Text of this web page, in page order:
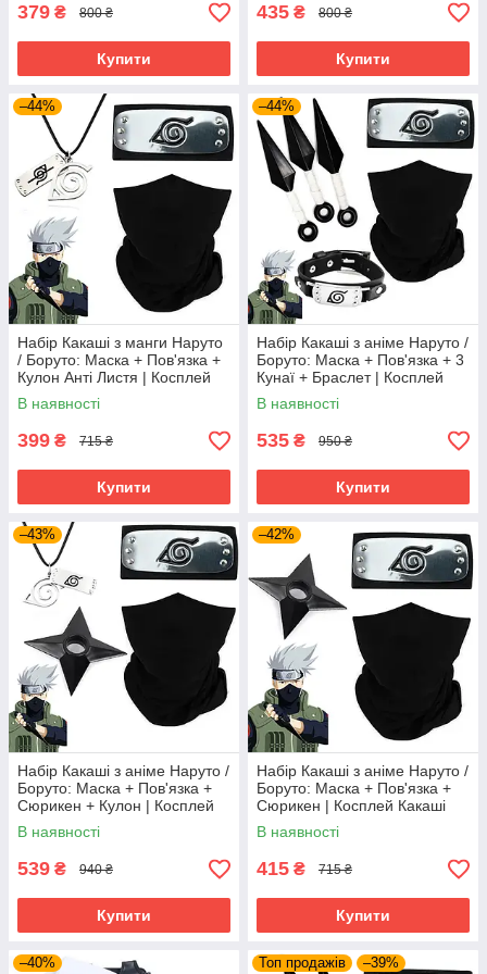
379 ₴ 800 ₴
Купити
435 ₴ 800 ₴
Купити
–44%
Набір Какаші з манги Наруто
/ Боруто: Маска + Пов'язка +
Кулон Анті Листя | Косплей
Какаші Хатаке | Cosplay
Kakashi Hatake
В наявності
399 ₴ 715 ₴
Купити
–44%
Набір Какаші з аніме Наруто /
Боруто: Маска + Пов'язка + 3
Кунаї + Браслет | Косплей
Какаші Хатаке | Cosplay
Kakashi Hatake
В наявності
535 ₴ 950 ₴
Купити
–43%
Набір Какаші з аніме Наруто /
Боруто: Маска + Пов'язка +
Сюрикен + Кулон | Косплей
Какаші Хатаке | Cosplay
Kakashi Hatake
В наявності
539 ₴ 940 ₴
Купити
–42%
Набір Какаші з аніме Наруто /
Боруто: Маска + Пов'язка +
Сюрикен | Косплей Какаші
Хатаке | Cosplay Kakashi
Hatake
В наявності
415 ₴ 715 ₴
Купити
–40% Топ продажів –39%